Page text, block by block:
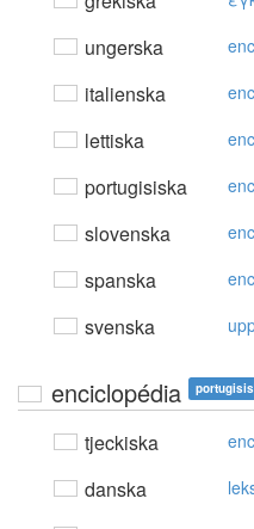
ungerska
italienska
lettiska
portugisiska
slovenska
spanska
svenska
enciclopédia
tjeckiska
danska